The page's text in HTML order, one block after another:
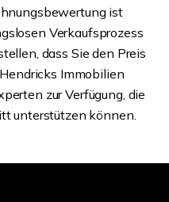
ist
Verkaufsprozess
dass Sie den Preis
Immobilien
zur Verfügung, die
unterstützen können.